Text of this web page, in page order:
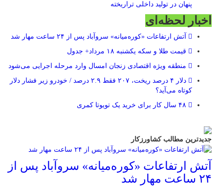
پنهان در تولید داخلی تراریخته
اخبار لحظه‌ای
آتش ارتفاعات «کوره‌میانه» سروآباد پس از ۲۴ ساعت مهار شد
قیمت طلا و سکه یکشنبه ۱۸ مرداد+ جدول
منطقه ویژه اقتصادی زنجان امسال وارد مرحله اجرایی می‌شود
دلار ۴ درصد ریخت، ۲۰۷ فقط ۲.۹ درصد / خودرو زیر فشار دلار
کوتاه می‌آید؟
جدیدترین مطالب کشاورزکار
آتش ارتفاعات «کوره‌میانه» سروآباد پس از
۲۴ ساعت مهار شد